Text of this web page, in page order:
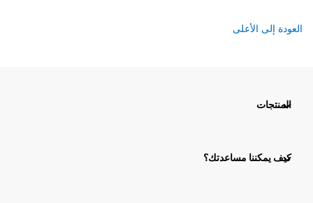
العودة إلى الأعلى
المنتجات
كيف يمكننا مساعدتك؟